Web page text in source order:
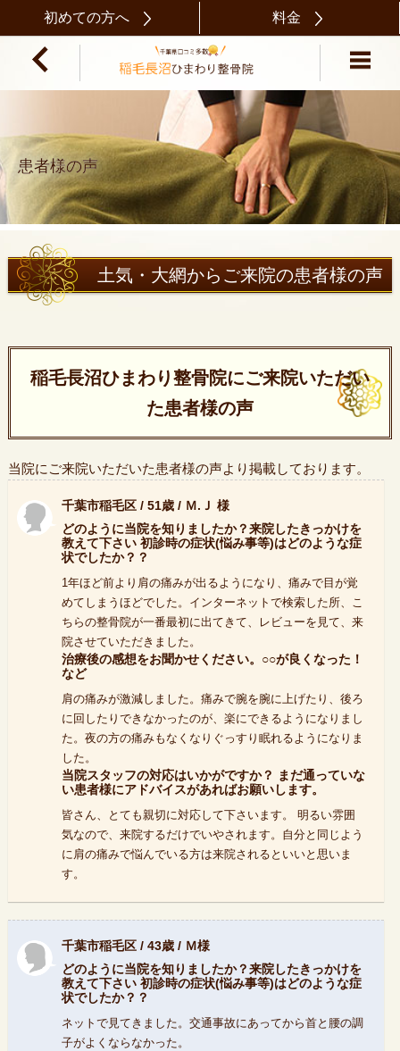
初めての方へ 料金
患者様の声
土気・大網からご来院の患者様の声
稲毛長沼ひまわり整骨院にご来院いただい
た患者様の声
当院にご来院いただいた患者様の声より掲載しております。
千葉市稲毛区 / 51歳 / Ｍ.Ｊ 様
どのように当院を知りましたか？来院したきっかけを
教えて下さい 初診時の症状(悩み事等)はどのような症
状でしたか？？
1年ほど前より肩の痛みが出るようになり、痛みで目が覚
めてしまうほどでした。インターネットで検索した所、こ
ちらの整骨院が一番最初に出てきて、レビューを見て、来
院させていただきました。
治療後の感想をお聞かせください。○○が良くなった！
など
肩の痛みが激減しました。痛みで腕を腕に上げたり、後ろ
に回したりできなかったのが、楽にできるようになりまし
た。夜の方の痛みもなくなりぐっすり眠れるようになりま
した。
当院スタッフの対応はいかがですか？ まだ通っていな
い患者様にアドバイスがあればお願いします。
皆さん、とても親切に対応して下さいます。 明るい雰囲
気なので、来院するだけでいやされます。自分と同じよう
に肩の痛みで悩んでいる方は来院されるといいと思いま
す。
千葉市稲毛区 / 43歳 / Ｍ様
どのように当院を知りましたか？来院したきっかけを
教えて下さい 初診時の症状(悩み事等)はどのような症
状でしたか？？
ネットで見てきました。交通事故にあってから首と腰の調
子がよくならなかった。